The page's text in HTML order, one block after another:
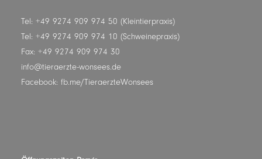
Tel: +49 9274 909 974 50 (Kleintierpraxis)
Tel: +49 9274 909 974 10 (Schweinepraxis)
Fax: +49 9274 909 974 30
info@tieraerzte-wonsees.de
Facebook: fb.me/TieraerzteWonsees